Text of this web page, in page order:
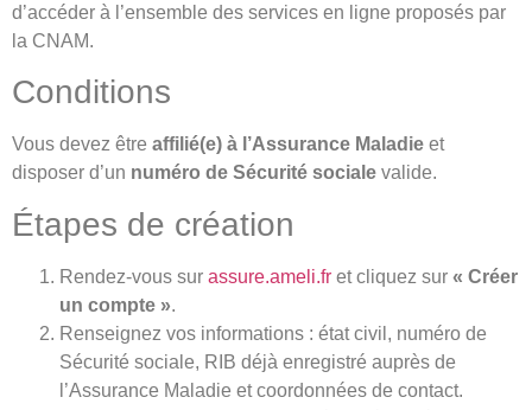
d’accéder à l’ensemble des services en ligne proposés par
la CNAM.
Conditions
Vous devez être affilié(e) à l’Assurance Maladie et
disposer d’un numéro de Sécurité sociale valide.
Étapes de création
Rendez-vous sur assure.ameli.fr et cliquez sur « Créer
un compte ».
Renseignez vos informations : état civil, numéro de
Sécurité sociale, RIB déjà enregistré auprès de
l’Assurance Maladie et coordonnées de contact.